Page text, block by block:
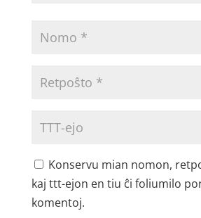
Konservu mian nomon,
kaj ttt-ejon en tiu ĉi foliumilo
komentoj.